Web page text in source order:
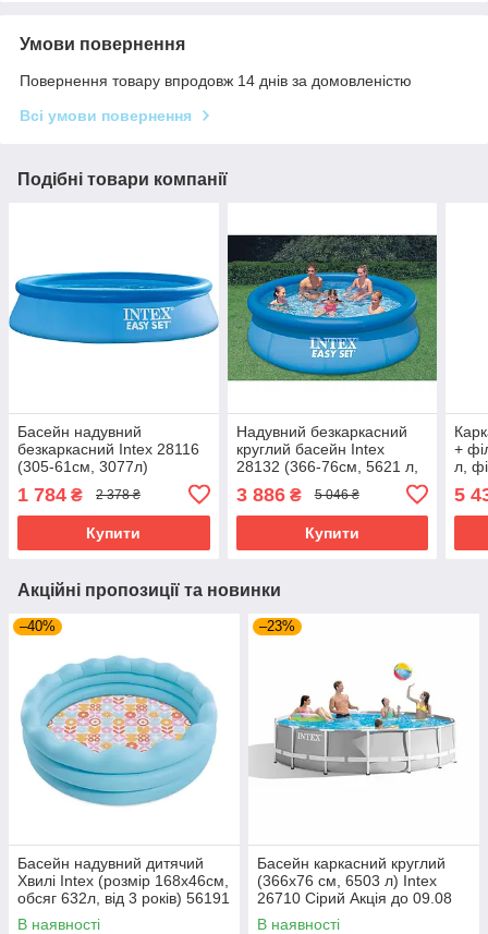
Умови повернення
Повернення товару впродовж 14 днів за домовленістю
Всі умови повернення
Подібні товари компанії
Басейн надувний
безкаркасний Intex 28116
(305-61см, 3077л)
1 784 ₴ 2 378 ₴
Купити
Надувний безкаркасний
круглий басейн Intex
28132 (366-76см, 5621 л,
фільтр-насос 230V) Синій
3 886₴ 5 046 ₴
Купити
+
л,
5
Акційні пропозиції та новинки
–40%
Басейн надувний дитячий
Хвилі Intex (розмір 168x46см,
обсяг 632л, від 3 років) 56191
NP
В наявності
–23%
Басейн каркасний круглий
(366x76 см, 6503 л) Intex
26710 Сірий Акція до 09.08
В наявності